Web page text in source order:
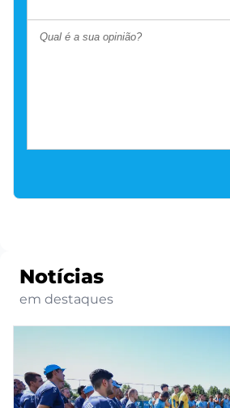
Notícias
em destaques